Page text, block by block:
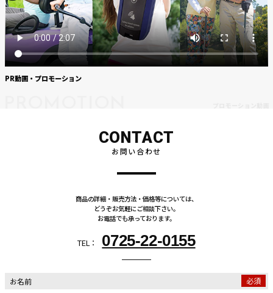
PR動画・プロモーション
CONTACT
お問い合わせ
商品の詳細・販売方法・価格等については、
どうぞお気軽にご相談下さい。
お電話でも承っております。
TEL： 0725-22-0155
お名前 必須